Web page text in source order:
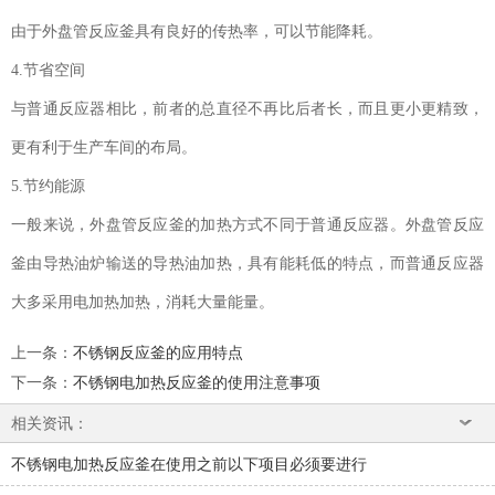
由于外盘管反应釜具有良好的传热率，可以节能降耗。
4.节省空间
与普通反应器相比，前者的总直径不再比后者长，而且更小更精致，
更有利于生产车间的布局。
5.节约能源
一般来说，外盘管反应釜的加热方式不同于普通反应器。外盘管反应
釜由导热油炉输送的导热油加热，具有能耗低的特点，而普通反应器
大多采用电加热加热，消耗大量能量。
上一条 ： 不锈钢反应釜的应用特点
下一条 ： 不锈钢电加热反应釜的使用注意事项
相关资讯：
不锈钢电加热反应釜在使用之前以下项目必须要进行